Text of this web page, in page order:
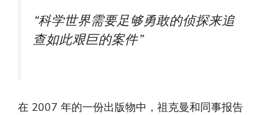
“科学世界需要足够勇敢的侦探来追
查如此艰巨的案件”
在 2007 年的一份出版物中，祖克曼和同事报告